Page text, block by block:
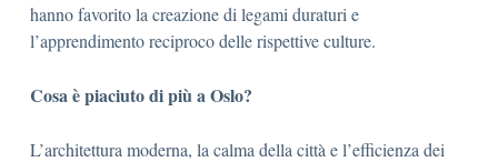
hanno favorito la creazione di legami duraturi e
l’apprendimento reciproco delle rispettive culture.
Cosa è piaciuto di più a Oslo?
L’architettura moderna, la calma della città e l’efficienza dei